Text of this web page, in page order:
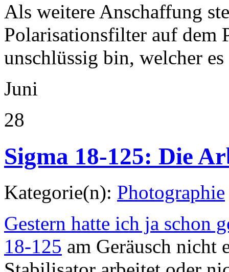
Als weitere Anschaffung
Polarisationsfilter auf dem
unschlüssig bin, welcher
Juni
28
Sigma 18-125: Die
Kategorie(n): Photographie
Gestern hatte ich ja schon
18-125 am Geräusch nicht